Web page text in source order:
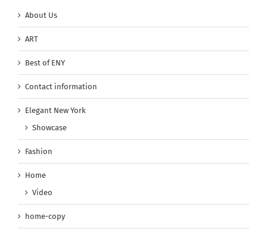
About Us
ART
Best of ENY
Contact information
Elegant New York
Showcase
Fashion
Home
Video
home-copy